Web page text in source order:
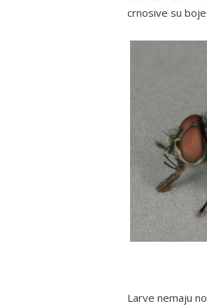
crnosive su
Larve nemaju